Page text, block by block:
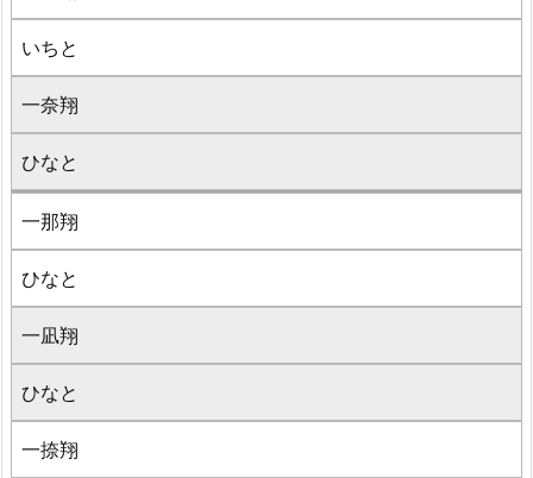
いちと
一奈翔
ひなと
一那翔
ひなと
一凪翔
ひなと
一捺翔